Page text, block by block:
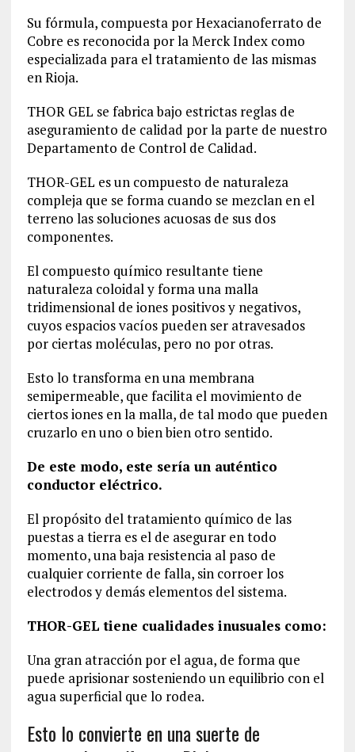
Su fórmula, compuesta por Hexacianoferrato de
Cobre es reconocida por la Merck Index como
especializada para el tratamiento de las mismas
en Rioja.
THOR GEL se fabrica bajo estrictas reglas de
aseguramiento de calidad por la parte de nuestro
Departamento de Control de Calidad.
THOR-GEL es un compuesto de naturaleza
compleja que se forma cuando se mezclan en el
terreno las soluciones acuosas de sus dos
componentes.
El compuesto químico resultante tiene
naturaleza coloidal y forma una malla
tridimensional de iones positivos y negativos,
cuyos espacios vacíos pueden ser atravesados
por ciertas moléculas, pero no por otras.
Esto lo transforma en una membrana
semipermeable, que facilita el movimiento de
ciertos iones en la malla, de tal modo que pueden
cruzarlo en uno o bien bien otro sentido.
De este modo, este sería un auténtico
conductor eléctrico.
El propósito del tratamiento químico de las
puestas a tierra es el de asegurar en todo
momento, una baja resistencia al paso de
cualquier corriente de falla, sin corroer los
electrodos y demás elementos del sistema.
THOR-GEL tiene cualidades inusuales como:
Una gran atracción por el agua, de forma que
puede aprisionar sosteniendo un equilibrio con el
agua superficial que lo rodea.
Esto lo convierte en una suerte de